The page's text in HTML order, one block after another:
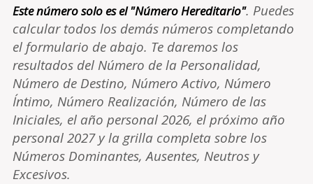
Este número solo es el "Número Hereditario". Puedes
calcular todos los demás números completando
el formulario de abajo. Te daremos los
resultados del Número de la Personalidad,
Número de Destino, Número Activo, Número
Íntimo, Número Realización, Número de las
Iniciales, el año personal 2026, el próximo año
personal 2027 y la grilla completa sobre los
Números Dominantes, Ausentes, Neutros y
Excesivos.